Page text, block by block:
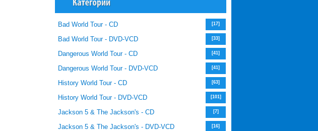
Bad World Tour - CD [17]
Bad World Tour - DVD-VCD [33]
Dangerous World Tour - CD [41]
Dangerous World Tour - DVD-VCD [41]
History World Tour - CD [63]
History World Tour - DVD-VCD [101]
Jackson 5 & The Jackson's - CD [7]
Jackson 5 & The Jackson's - DVD-VCD [16]